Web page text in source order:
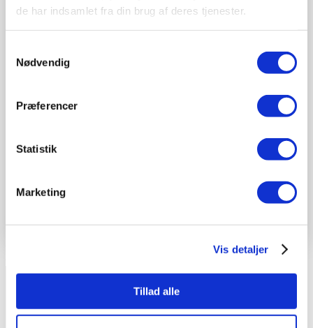
de har indsamlet fra din brug af deres tjenester.
Nødvendig
Præferencer
Statistik
Marketing
Vis detaljer
Tillad alle
Mørklægning
Projekter